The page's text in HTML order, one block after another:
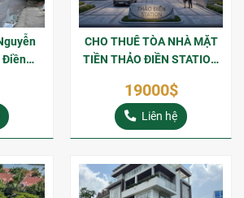
Điền
Thuê
CHO THUÊ TÒA NHÀ MẶT
TIỀN THẢO ĐIỀN STATION
TRÍ VÀNG NGAY GA METRO
THẢO ĐIỀN
19000$
Liên hệ